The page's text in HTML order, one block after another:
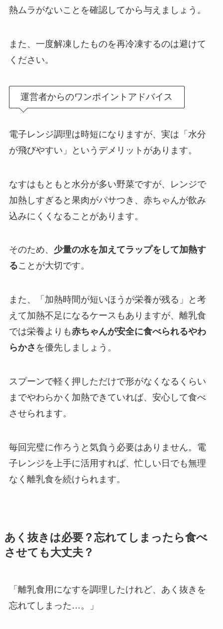
熱ムラがないことを確認してから与えましょう。
また、一度解凍したものを再冷凍するのは避けて
ください。
運営者からのワンポイントアドバイス
電子レンジ調理は時短になりますが、実は「水分
が飛びやすい」というデメリットがあります。
なすはもともと水分が多い野菜ですが、レンジで
加熱しすぎると果肉がパサつき、赤ちゃんが飲み
込みにくくなることがあります。
そのため、 少量の水を加えてラップをして加熱す
ることが大切です。
また、「加熱時間が短いほうが栄養が残る」と考
えて加熱不足になるケースもありますが、離乳食
では栄養よりも赤ちゃんが安全に食べられるやわ
らかさ を優先しましょう。
スプーンで軽く押しただけで形がなくなるくらい
までやわらかく加熱できていれば、安心して食べ
させられます。
毎回完璧に作ろうと気負う必要はありません。電
子レンジを上手に活用すれば、忙しい日でも無理
なく離乳食を続けられます。
あく抜きは必要？忘れてしまったら食べ
させても大丈夫？
「離乳食用になすを調理したけれど、あく抜きを
忘れてしまった…。」